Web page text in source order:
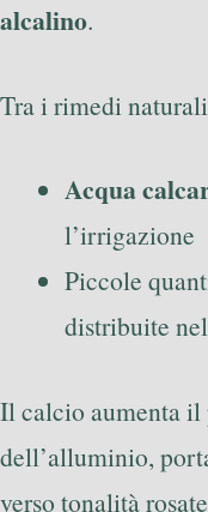
alcalino.
Tra i rimedi
Acqua
l’irrigazione
Piccole
distribuite
Il calcio aumenta il
dell’alluminio,
verso tonalità